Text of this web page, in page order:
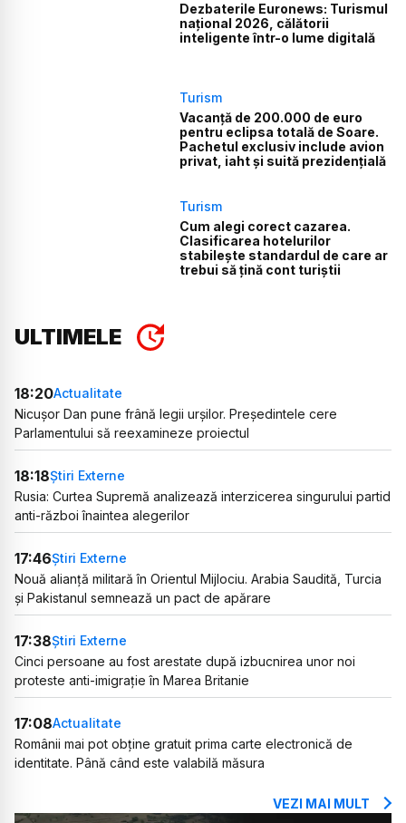
Dezbaterile Euronews: Turismul
național 2026, călătorii
inteligente într-o lume digitală
Turism
Vacanță de 200.000 de euro
pentru eclipsa totală de Soare.
Pachetul exclusiv include avion
privat, iaht și suită prezidențială
Turism
Cum alegi corect cazarea.
Clasificarea hotelurilor
stabilește standardul de care ar
trebui să țină cont turiștii
ULTIMELE
18:20Actualitate
Nicușor Dan pune frână legii urșilor. Președintele cere
Parlamentului să reexamineze proiectul
18:18Știri Externe
Rusia: Curtea Supremă analizează interzicerea singurului partid
anti-război înaintea alegerilor
17:46Știri Externe
Nouă alianță militară în Orientul Mijlociu. Arabia Saudită, Turcia
și Pakistanul semnează un pact de apărare
17:38Știri Externe
Cinci persoane au fost arestate după izbucnirea unor noi
proteste anti-imigrație în Marea Britanie
17:08Actualitate
Românii mai pot obține gratuit prima carte electronică de
identitate. Până când este valabilă măsura
VEZI MAI MULT